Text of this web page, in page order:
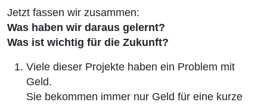
Jetzt fassen wir zusammen:
Was haben wir daraus gelernt?
Was ist wichtig für die Zukunft?
Viele dieser Projekte haben ein Problem mit
Geld.
Sie bekommen immer nur Geld für eine kurze